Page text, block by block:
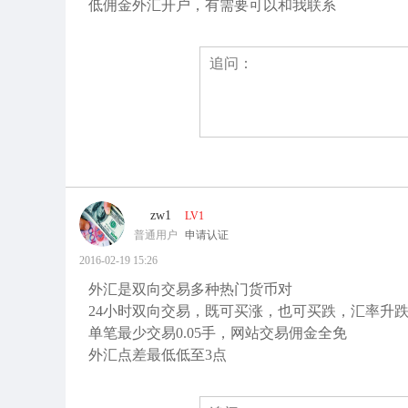
低佣金外汇开户，有需要可以和我联系
zw1
LV1
普通用户
申请认证
2016-02-19 15:26
外汇是双向交易多种热门货币对
24小时双向交易，既可买涨，也可买跌，汇率升
单笔最少交易0.05手，网站交易佣金全免
外汇点差最低低至3点